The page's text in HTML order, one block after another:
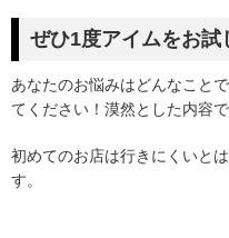
ぜひ1度アイムをお試
あなたのお悩みはどんなこと
てください！漠然とした内容
初めてのお店は行きにくいと
す。